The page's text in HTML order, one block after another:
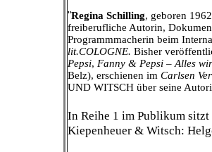
"Regina Schilling, geboren
freiberufliche Autorin,
Programmmacherin beim
lit.COLOGNE. Bisher
Pepsi, Fanny & Pepsi – Alles
Belz), erschienen im Carlsen
UND WITSCH über seine
In Reihe 1 im Publikum
Kiepenheuer & Witsch: